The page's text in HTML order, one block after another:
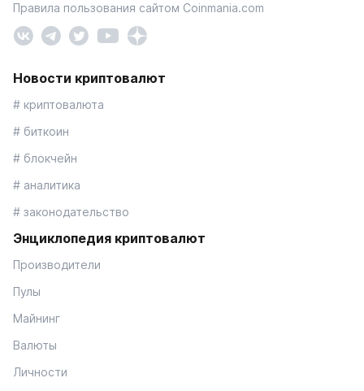
Правила пользования сайтом Coinmania.com
Новости криптовалют
# криптовалюта
# биткоин
# блокчейн
# аналитика
# законодательство
Энциклопедия криптовалют
Производители
Пулы
Майнинг
Валюты
Личности